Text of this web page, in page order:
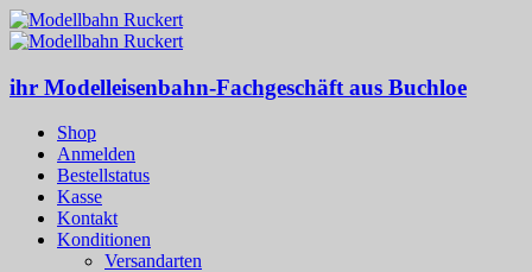
ihr Modelleisenbahn-Fachgeschäft aus Buchloe
Shop
Anmelden
Bestellstatus
Kasse
Kontakt
Konditionen
Versandarten